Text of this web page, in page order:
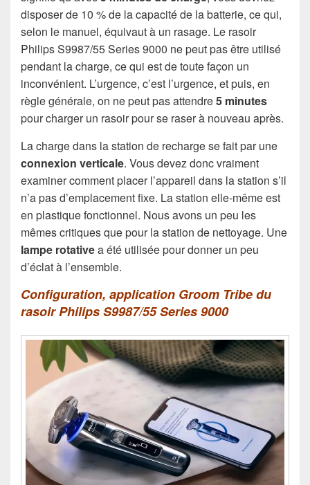
disposer de 10 % de la capacité de la batterie, ce qui,
selon le manuel, équivaut à un rasage. Le rasoir
Philips S9987/55 Series 9000 ne peut pas être utilisé
pendant la charge, ce qui est de toute façon un
inconvénient. L’urgence, c’est l’urgence, et puis, en
règle générale, on ne peut pas attendre5 minutes
pour charger un rasoir pour se raser à nouveau après.
La charge dans la station de recharge se fait par une
connexion verticale. Vous devez donc vraiment
examiner comment placer l’appareil dans la station s’il
n’a pas d’emplacement fixe. La station elle-même est
en plastique fonctionnel. Nous avons un peu les
mêmes critiques que pour la station de nettoyage. Une
lampe rotativea été utilisée pour donner un peu
d’éclat à l’ensemble.
Configuration, application Groom Tribe du
rasoir Philips S9987/55 Series 9000